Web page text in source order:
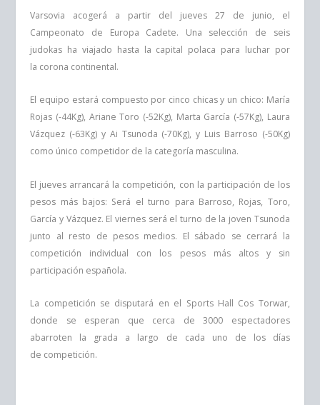
Varsovia acogerá a partir del jueves 27 de junio, el
Campeonato de Europa Cadete. Una selección de seis
judokas ha viajado hasta la capital polaca para luchar por
la corona continental.
El equipo estará compuesto por cinco chicas y un chico: María
Rojas (-44Kg), ArianeToro (-52Kg), Marta García (-57Kg), Laura
Vázquez (-63Kg) y Ai Tsunoda (-70Kg), y Luis Barroso (-50Kg)
como único competidor de la categoría masculina.
El jueves arrancará la competición, con la participación de los
pesos más bajos: Será el turno para Barroso, Rojas, Toro,
García y Vázquez. El viernes será el turno de la joven Tsunoda
junto al resto de pesos medios. El sábado se cerrará la
competición individual con los pesos más altos y sin
participación española.
La competición se disputará en el Sports Hall Cos Torwar,
donde se esperan que cerca de 3000 espectadores
abarroten la grada a largo de cada uno de los días
de competición.